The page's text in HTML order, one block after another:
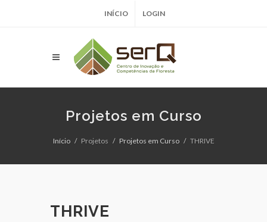
INÍCIO LOGIN
Projetos em Curso
Início Projetos Projetos em Curso THRIVE
THRIVE